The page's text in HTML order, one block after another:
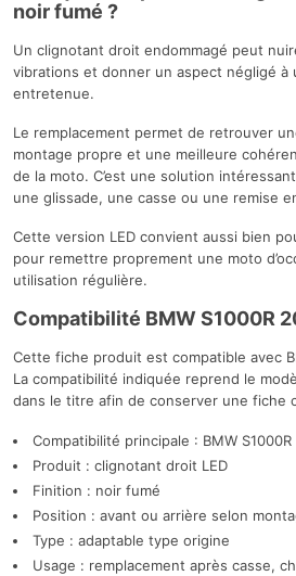
noir fumé ?
Un clignotant droit endommagé peut
vibrations et donner un aspect négligé à
entretenue.
Le remplacement permet de retrouver
montage propre et une meilleure
de la moto. C’est une solution
une glissade, une casse ou une remise
Cette version LED convient aussi bien
pour remettre proprement une moto
utilisation régulière.
Compatibilité BMW S1000R
Cette fiche produit est compatible avec
La compatibilité indiquée reprend le
dans le titre afin de conserver une fiche
Compatibilité principale : BMW
Produit : clignotant droit LED
Finition : noir fumé
Position : avant ou arrière selon
Type : adaptable type origine
Usage : remplacement après casse,